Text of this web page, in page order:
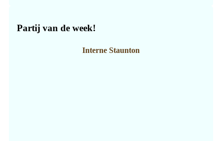
Partij van de week!
Interne Staunton